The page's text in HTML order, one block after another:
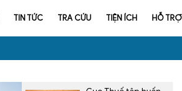
TIN TỨC TRA CỨU TIỆN ÍCH HỖ TRỢ